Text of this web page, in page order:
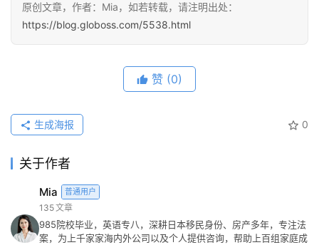
原创文章，作者：Mia，如若转载，请注明出处：
https://blog.globoss.com/5538.html
赞 (0)
0
生成海报
关于作者
Mia 普通用户
135文章
985院校毕业，英语专八，深耕日本移民身份、房产多年，专注法
案，为上千家家海内外公司以及个人提供咨询，帮助上百组家庭成